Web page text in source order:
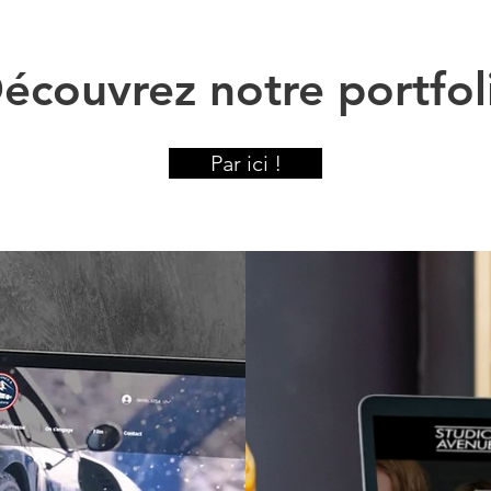
notre
Par ici !